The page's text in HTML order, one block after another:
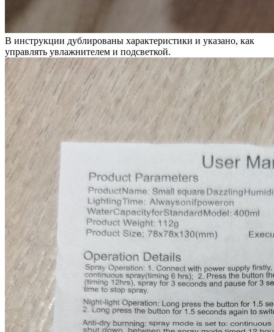
В инструкции дублированы характеристики и указано, как
управлять увлажнителем и подсветкой.